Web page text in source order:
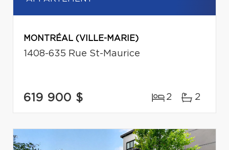
MONTRÉAL (VILLE-MARIE)
1408-635 Rue St-Maurice
619 900 $ 2 2